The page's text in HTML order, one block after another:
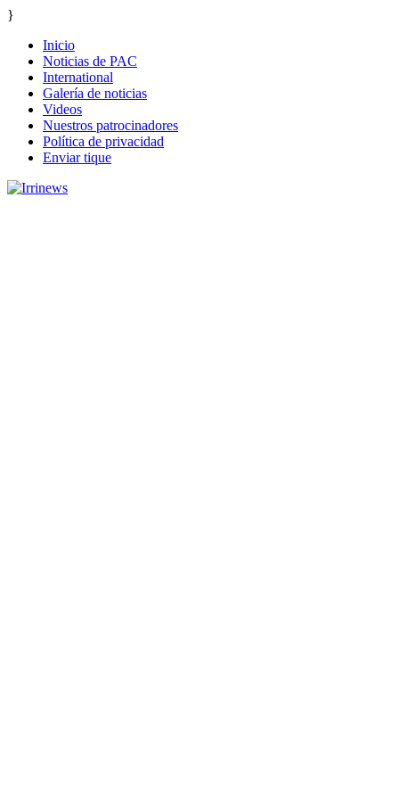
}
Inicio
Noticias de PAC
International
Galería de noticias
Videos
Nuestros patrocinadores
Política de privacidad
Enviar tique